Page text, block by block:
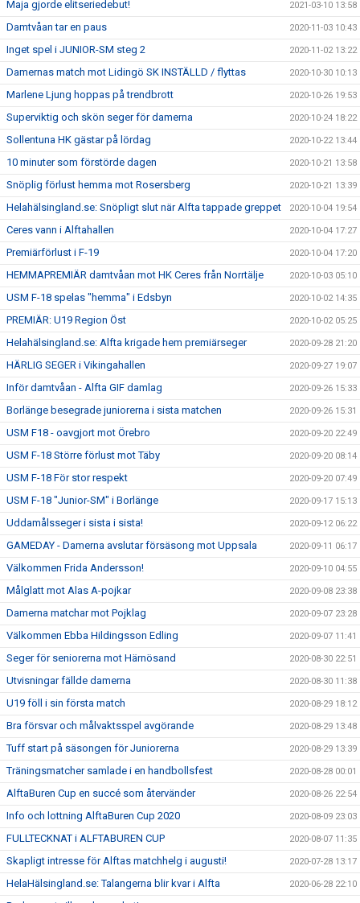
Maja gjorde elitseriedebut! 2021-03-10 13:58
Damtvåan tar en paus 2020-11-03 10:43
Inget spel i JUNIOR-SM steg 2 2020-11-02 13:22
Damernas match mot Lidingö SK INSTÄLLD / flyttas 2020-10-30 10:13
Marlene Ljung hoppas på trendbrott 2020-10-26 19:53
Superviktig och skön seger för damerna 2020-10-24 18:22
Sollentuna HK gästar på lördag 2020-10-22 13:44
10 minuter som förstörde dagen 2020-10-21 13:58
Snöplig förlust hemma mot Rosersberg 2020-10-21 13:39
Helahälsingland.se: Snöpligt slut när Alfta tappade greppet 2020-10-04 19:54
Ceres vann i Alftahallen 2020-10-04 17:27
Premiärförlust i F-19 2020-10-04 17:20
HEMMAPREMIÄR damtvåan mot HK Ceres från Norrtälje 2020-10-03 05:10
USM F-18 spelas "hemma" i Edsbyn 2020-10-02 14:35
PREMIÄR: U19 Region Öst 2020-10-02 05:25
Helahälsingland.se: Alfta krigade hem premiärseger 2020-09-28 21:20
HÄRLIG SEGER i Vikingahallen 2020-09-27 19:07
Inför damtvåan - Alfta GIF damlag 2020-09-26 15:33
Borlänge besegrade juniorerna i sista matchen 2020-09-26 15:31
USM F18 - oavgjort mot Örebro 2020-09-20 22:49
USM F-18 Större förlust mot Täby 2020-09-20 08:14
USM F-18 För stor respekt 2020-09-20 07:49
USM F-18 "Junior-SM" i Borlänge 2020-09-17 15:13
Uddamålsseger i sista i sista! 2020-09-12 06:22
GAMEDAY - Damerna avslutar försäsong mot Uppsala 2020-09-11 06:17
Välkommen Frida Andersson! 2020-09-10 04:55
Målglatt mot Alas A-pojkar 2020-09-08 23:38
Damerna matchar mot Pojklag 2020-09-07 23:28
Välkommen Ebba Hildingsson Edling 2020-09-07 11:41
Seger för seniorerna mot Härnösand 2020-08-30 22:51
Utvisningar fällde damerna 2020-08-30 11:38
U19 föll i sin första match 2020-08-29 18:12
Bra försvar och målvaktsspel avgörande 2020-08-29 13:48
Tuff start på säsongen för Juniorerna 2020-08-29 13:39
Träningsmatcher samlade i en handbollsfest 2020-08-28 00:01
AlftaBuren Cup en succé som återvänder 2020-08-26 22:54
Info och lottning AlftaBuren Cup 2020 2020-08-09 23:03
FULLTECKNAT i ALFTABUREN CUP 2020-08-07 11:35
Skapligt intresse för Alftas matchhelg i augusti! 2020-07-28 13:17
HelaHälsingland.se: Talangerna blir kvar i Alfta 2020-06-28 22:10